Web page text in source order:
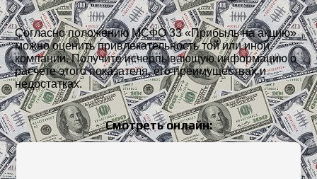
Согласно положению МСФО 33 «Прибыль на акцию»
можно оценить привлекательность той или иной
компании. Получите исчерпывающую информацию о
расчете этого показателя, его преимуществах и
недостатках.
Смотреть онлайн: